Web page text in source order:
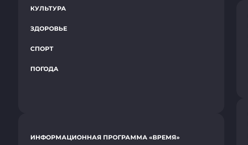
КУЛЬТУРА
ЗДОРОВЬЕ
СПОРТ
ПОГОДА
ИНФОРМАЦИОННАЯ ПРОГРАММА «ВРЕМЯ»